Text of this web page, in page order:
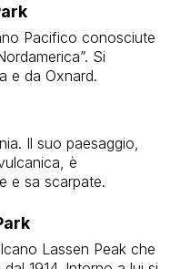
Pacifico conosciute
Si
e da Oxnard.
Il suo paesaggio,
è
e sa scarpate.
Lassen Peak che